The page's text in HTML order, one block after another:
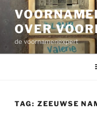
inhoud
OVER
de voornamenexpert
TAG: ZEEUWSE